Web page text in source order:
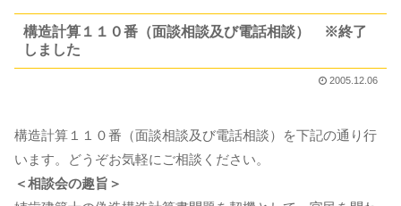
構造計算１１０番（面談相談及び電話相談） ※終了
しました
2005.12.06
構造計算１１０番（面談相談及び電話相談）を下記の通り行
います。どうぞお気軽にご相談ください。
＜相談会の趣旨＞